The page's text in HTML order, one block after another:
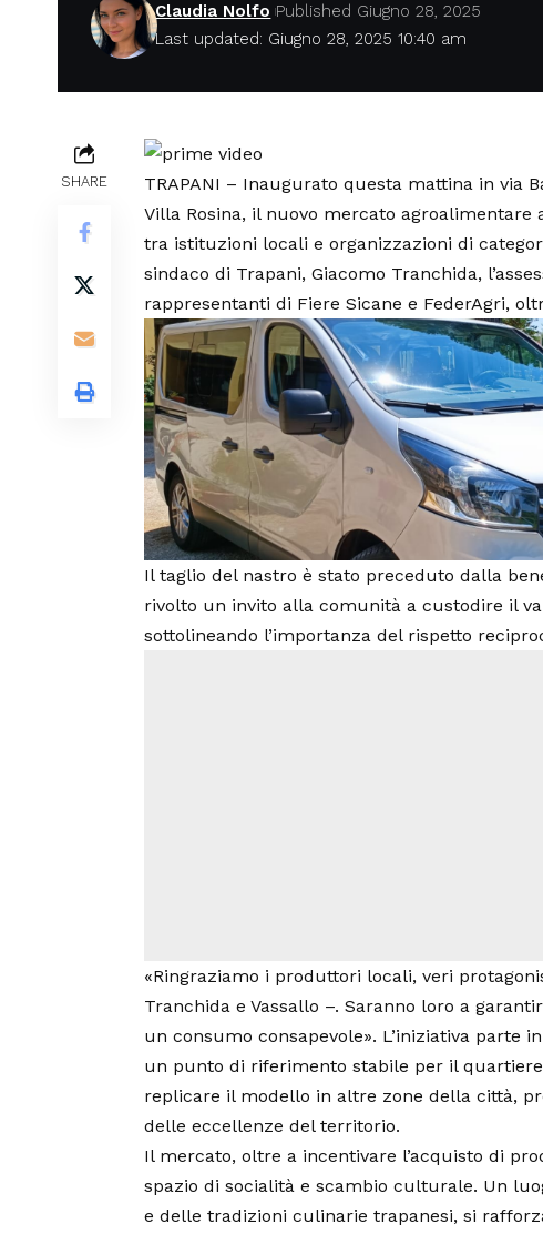
Last updated: Giugno 28, 2025 10:40 am
Claudia Nolfo Published Giugno 28, 2025
SHARE
TRAPANI – Inaugurato questa mattina in via
Villa Rosina, il nuovo mercato
tra istituzioni locali e organizzazioni di
sindaco di Trapani, Giacomo Tranchida,
rappresentanti di Fiere Sicane e FederAgri,
Il taglio del nastro è stato preceduto dalla
rivolto un invito alla comunità a custodire il
sottolineando l’importanza del rispetto
«Ringraziamo i produttori locali, veri
Tranchida e Vassallo –. Saranno loro a
un consumo consapevole». L’iniziativa parte
un punto di riferimento stabile per il
replicare il modello in altre zone della città,
delle eccellenze del territorio.
Il mercato, oltre a incentivare l’acquisto di
spazio di socialità e scambio culturale. Un
e delle tradizioni culinarie trapanesi, si